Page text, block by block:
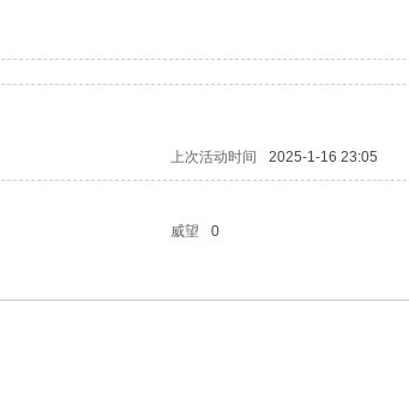
上次活动时间 2025-1-16 23:05
威望 0